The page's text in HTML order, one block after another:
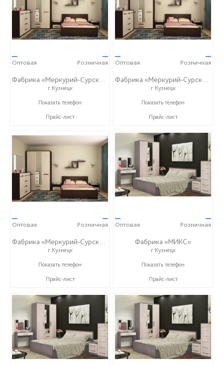
—
Оптовая
—
Розничная
г.Кузнецк
+7 (8415) 73-05-06
Показать телефон
Прайс-лист
—
Оптовая
—
Розничная
г.Кузнецк
+7 (8415) 73-05-06
Показать телефон
Прайс-лист
—
Оптовая
—
Розничная
Фабрика «Меркурий-Сурский»
г.Кузнецк
+7 (8415) 73-05-06
Показать телефон
Прайс-лист
—
Оптовая
—
Розничная
Фабрика «МИКС»
г.Кузнецк
+7 (937) 423-36-37
Показать телефон
Прайс-лист